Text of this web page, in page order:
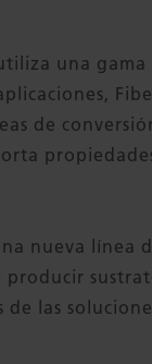
una gama
de
nueva línea
las